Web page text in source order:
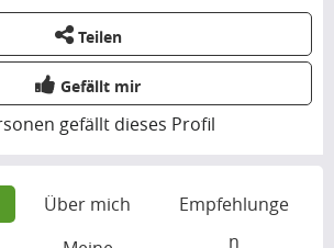
Teilen
Gefällt mir
gefällt dieses Profil
Über mich
Empfehlunge
n